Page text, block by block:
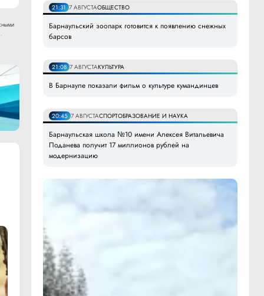
21:31 7 АВГУСТАОБЩЕСТВО
Барнаульский зоопарк готовится к появлению снежных
барсов
21:08 7 АВГУСТАКУЛЬТУРА
В Барнауле показали фильм о культуре кумандинцев
20:45 7 АВГУСТАСПОРТОБРАЗОВАНИЕ И НАУКА
Барнаульская школа №10 имени Алексея Витальевича
Поданева получит 17 миллионов рублей на
модернизацию